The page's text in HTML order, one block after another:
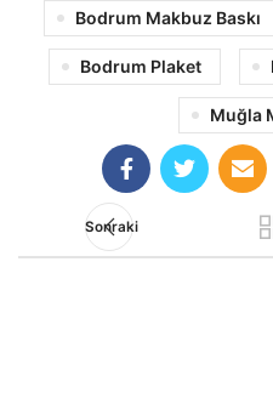
Bodrum Makbuz Baskı
Bodrum Plaket
Muğla
Sonraki